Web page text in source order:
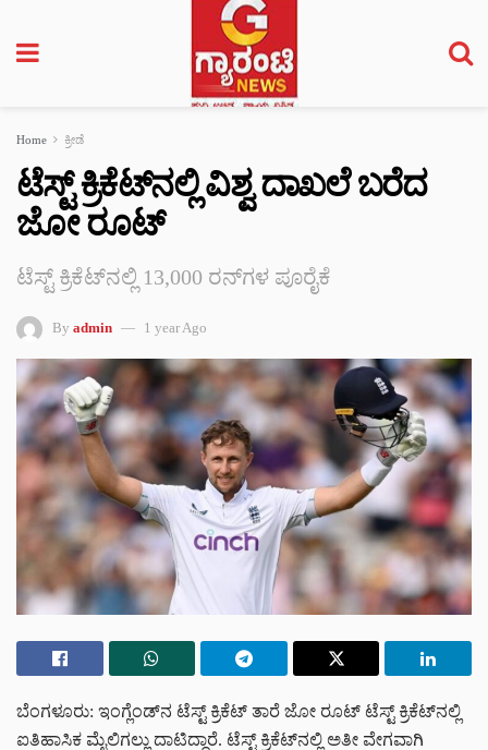
Home ಕ್ರೀಡೆ
ಟೆಸ್ಟ್ ಕ್ರಿಕೆಟ್‌ನಲ್ಲಿ ವಿಶ್ವ ದಾಖಲೆ ಬರೆದ
ಜೋ ರೂಟ್‌
ಟೆಸ್ಟ್ ಕ್ರಿಕೆಟ್‌ನಲ್ಲಿ 13,000 ರನ್‌ಗಳ ಪೂರೈಕೆ
By admin 1 year Ago
ಬೆಂಗಳೂರು: ಇಂಗ್ಲೆಂಡ್‌ನ ಟೆಸ್ಟ್ ಕ್ರಿಕೆಟ್ ತಾರೆ ಜೋ ರೂಟ್ ಟೆಸ್ಟ್ ಕ್ರಿಕೆಟ್‌ನಲ್ಲಿ
ಐತಿಹಾಸಿಕ ಮೈಲಿಗಲ್ಲು ದಾಟಿದ್ದಾರೆ. ಟೆಸ್ಟ್ ಕ್ರಿಕೆಟ್‌ನಲ್ಲಿ ಅತೀ ವೇಗವಾಗಿ